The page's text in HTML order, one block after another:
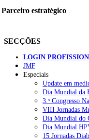
Parceiro estratégico
SECÇÕES
LOGIN
JMF
Especiais
Update em
Dia Mundial da
3.ᵒ Congresso
VIII Jornadas
Dia Mundial do
Dia Mundial
15 Jornadas